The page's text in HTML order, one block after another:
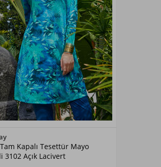
Açık
Lacivert
Kapalı Tesettür Mayo
3102 Açık Lacivert